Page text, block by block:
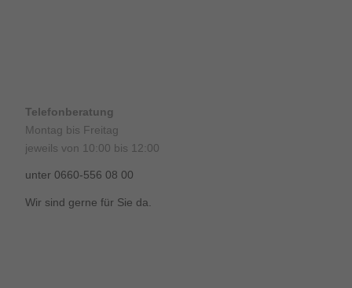
Telefonberatung
Montag bis Freitag
jeweils von 10:00 bis 12:00
unter 0660-556 08 00
Wir sind gerne für Sie da.